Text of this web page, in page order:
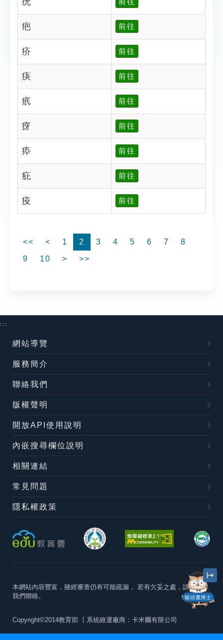
疤 前往
疥 前往
疦 前往
疧 前往
疨 前往
疩 前往
疪 前往
疫 前往
<< < 1 2 3 4 5 6 7
8
9
10 > >>
貓頭鷹博士
:::
網站導覽
服務簡介
聯絡我們
版權聲明
開放API使用說明
內嵌搜尋欄位說明
相關連結
常見問題
隱私權政策
本網站內容豐富，雖經審查仍有可能疏漏， 若有欠妥之處，請隨時與
我們聯絡。
Copyright©2014教育部 丨系統維運廠商：卡米爾有限公司